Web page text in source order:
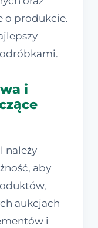
o produkcie.
i
należy
aby
aukcjach
i